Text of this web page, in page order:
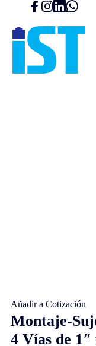
Montaje-
4 Vías de
Añadir a Cotización